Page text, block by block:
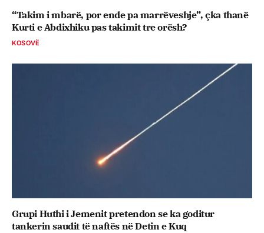
“Takim i mbarë, por ende pa marrëveshje”, çka thanë
Kurti e Abdixhiku pas takimit tre orësh?
KOSOVË
Grupi Huthi i Jemenit pretendon se ka goditur
tankerin saudit të naftës në Detin e Kuq